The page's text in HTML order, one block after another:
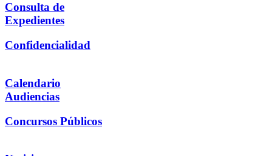
Consulta de
Expedientes
Confidencialidad
Calendario
Audiencias
Concursos Públicos